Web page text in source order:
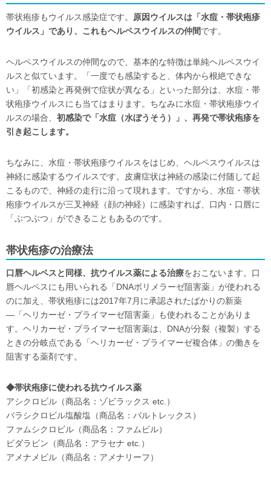
帯状疱疹もウイルス感染症です。
原因ウイルスは「水痘・帯状疱疹
ウイルス」であり、これもヘルペスウイルスの仲間です。
ヘルペスウイルスの仲間なので、基本的な特徴は単純ヘルペスウイ
ルスと似ています。「一度でも感染すると、体内から根絶できな
い」「初感染と再発例で症状が異なる」といった部分は、水痘・帯
状疱疹ウイルスにも当てはまります。ちなみに水痘・帯状疱疹ウイ
ルスの場合、 初感染で「水痘（水ぼうそう）」、再発で帯状疱疹を
引き起こします。
ちなみに、水痘・帯状疱疹ウイルスをはじめ、ヘルペスウイルスは
神経に感染するウイルスです。皮膚症状は神経の感染に付随して起
こるもので、神経の走行に沿って現れます。ですから、水痘・帯状
疱疹ウイルスが三叉神経（顔の神経）に感染すれば、口内・口唇に
「ぶつぶつ」ができることもあるのです。
帯状疱疹の治療法
口唇ヘルペスと同様、抗ウイルス薬による治療をおこないます。口
唇ヘルペスにも用いられる「DNAポリメラーゼ阻害薬」が使われる
のに加え、帯状疱疹には2017年7月に承認されたばかりの新薬
―「ヘリカーゼ・プライマーゼ阻害薬」も使われることがありま
す。ヘリカーゼ・プライマーゼ阻害薬は、DNAが分裂（複製）する
ときの分岐点である「ヘリカーゼ・プライマーゼ複合体」の働きを
阻害する薬剤です。
◆帯状疱疹に使われる抗ウイルス薬
アシクロビル（商品名：ゾビラックス etc.）
バラシクロビル塩酸塩（商品名：バルトレックス）
ファムシクロビル（商品名：ファムビル）
ビダラビン（商品名：アラセナ etc.）
アメナメビル（商品名：アメナリーフ）